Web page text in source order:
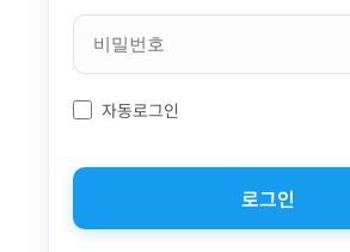
자동로그인
로그인